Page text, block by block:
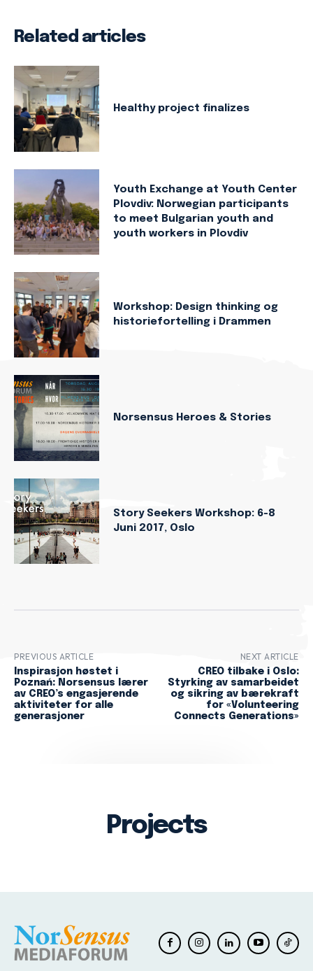
Related articles
Healthy project finalizes
Youth Exchange at Youth Center
Plovdiv: Norwegian participants
to meet Bulgarian youth and
youth workers in Plovdiv
Workshop: Design thinking og
historiefortelling i Drammen
Norsensus Heroes & Stories
Story Seekers Workshop: 6-8
Juni 2017, Oslo
PREVIOUS ARTICLE
Inspirasjon høstet i
Poznań: Norsensus lærer
av CREO’s engasjerende
aktiviteter for alle
generasjoner
NEXT ARTICLE
CREO tilbake i Oslo:
Styrking av samarbeidet
og sikring av bærekraft
for «Volunteering
Connects Generations»
Projects